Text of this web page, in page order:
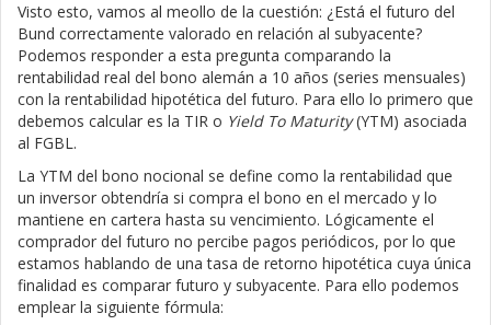
Visto esto, vamos al meollo de la cuestión: ¿Está el futuro del
Bund correctamente valorado en relación al subyacente?
Podemos responder a esta pregunta comparando la
rentabilidad real del bono alemán a 10 años (series mensuales)
con la rentabilidad hipotética del futuro. Para ello lo primero que
debemos calcular es la TIR o Yield To Maturity(YTM) asociada
al FGBL.
La YTM del bono nocional se define como la rentabilidad que
un inversor obtendría si compra el bono en el mercado y lo
mantiene en cartera hasta su vencimiento. Lógicamente el
comprador del futuro no percibe pagos periódicos, por lo que
estamos hablando de una tasa de retorno hipotética cuya única
finalidad es comparar futuro y subyacente. Para ello podemos
emplear la siguiente fórmula: